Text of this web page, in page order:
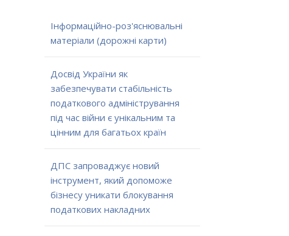
Інформаційно-роз'яснювальні
матеріали (дорожні карти)
Досвід України як
забезпечувати стабільність
податкового адміністрування
під час війни є унікальним та
цінним для багатьох країн
ДПС запроваджує новий
інструмент, який допоможе
бізнесу уникати блокування
податкових накладних